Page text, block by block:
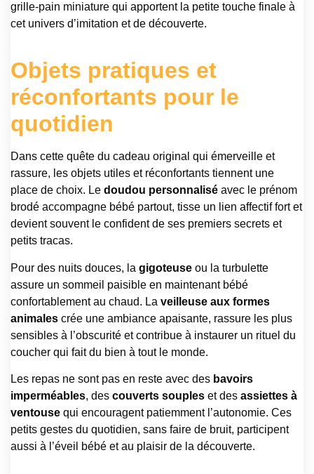
grille-pain miniature qui apportent la petite touche finale à
cet univers d’imitation et de découverte.
Objets pratiques et
réconfortants pour le
quotidien
Dans cette quête du cadeau original qui émerveille et
rassure, les objets utiles et réconfortants tiennent une
place de choix. Le doudou personnalisé avec le prénom
brodé accompagne bébé partout, tisse un lien affectif fort et
devient souvent le confident de ses premiers secrets et
petits tracas.
Pour des nuits douces, la gigoteuse ou la turbulette
assure un sommeil paisible en maintenant bébé
confortablement au chaud. La veilleuse aux formes
animales crée une ambiance apaisante, rassure les plus
sensibles à l’obscurité et contribue à instaurer un rituel du
coucher qui fait du bien à tout le monde.
Les repas ne sont pas en reste avec des bavoirs
imperméables, des couverts souples et des assiettes à
ventouse qui encouragent patiemment l’autonomie. Ces
petits gestes du quotidien, sans faire de bruit, participent
aussi à l’éveil bébé et au plaisir de la découverte.